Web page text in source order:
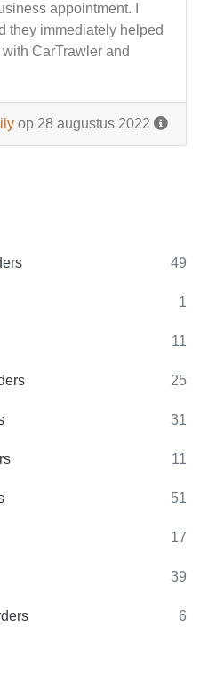
49
1
11
25
31
11
51
17
39
6
appointment. I
they immediately helped
CarTrawler and
op 28 augustus 2022